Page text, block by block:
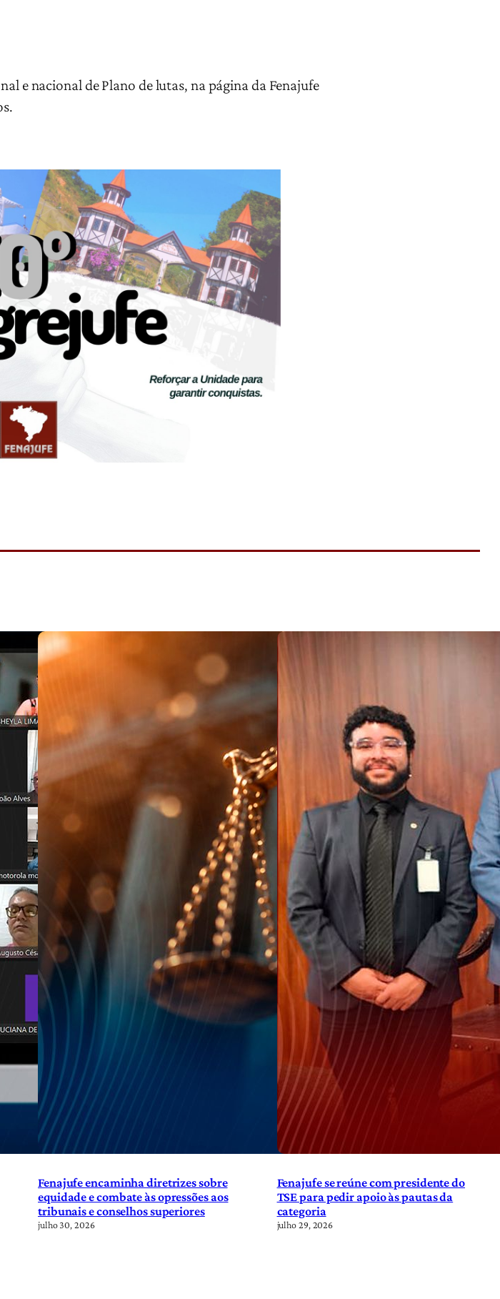
e nacional de Plano de lutas, na página da Fenajufe
Fenajufe encaminha diretrizes sobre
equidade e combate às opressões aos
tribunais e conselhos superiores
julho 30, 2026
Fenajufe se reúne com presidente do
TSE para pedir apoio às pautas da
categoria
julho 29, 2026